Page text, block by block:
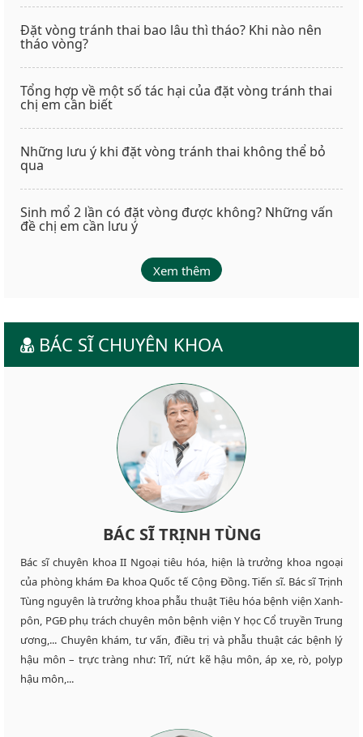
Đặt vòng tránh thai bao lâu thì tháo? Khi nào nên
tháo vòng?
Tổng hợp về một số tác hại của đặt vòng tránh thai
chị em cần biết
Những lưu ý khi đặt vòng tránh thai không thể bỏ
qua
Sinh mổ 2 lần có đặt vòng được không? Những vấn
đề chị em cần lưu ý
Xem thêm
BÁC SĨ CHUYÊN KHOA
BÁC SĨ TRỊNH TÙNG
Bác sĩ chuyên khoa II Ngoại tiêu hóa, hiện là trưởng khoa ngoại
của phòng khám Đa khoa Quốc tế Cộng Đồng. Tiến sĩ. Bác sĩ Trịnh
Tùng nguyên là trưởng khoa phẫu thuật Tiêu hóa bệnh viện Xanh-
pôn, PGĐ phụ trách chuyên môn bệnh viện Y học Cổ truyền Trung
ương,... Chuyên khám, tư vấn, điều trị và phẫu thuật các bệnh lý
hậu môn – trực tràng như: Trĩ, nứt kẽ hậu môn, áp xe, rò, polyp
hậu môn,...